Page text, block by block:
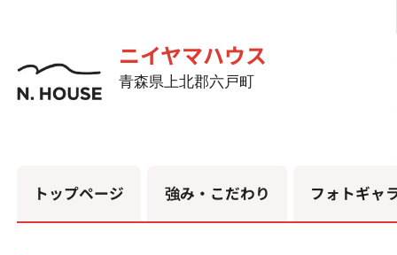
ニイヤマハウス
青森県上北郡六戸町
トップページ 強み・こだわり フォトギャ